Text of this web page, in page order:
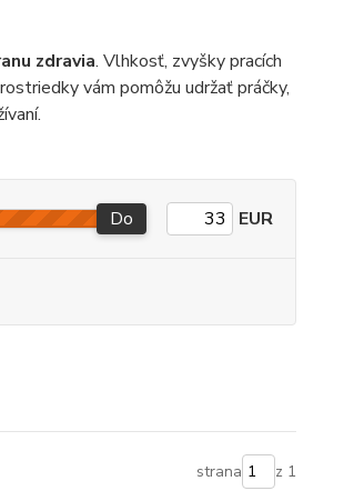
zdravia. Vlhkosť, zvyšky pracích
vám pomôžu udržať práčky,
Do EUR
strana z 1